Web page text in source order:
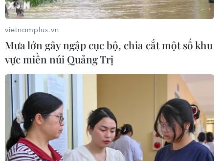
vietnamplus.vn
Mưa lớn gây ngập cục bộ, chia cắt một số khu
vực miền núi Quảng Trị